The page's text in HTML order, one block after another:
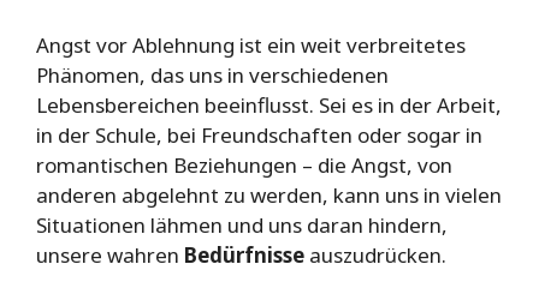
Angst vor Ablehnung ist ein weit verbreitetes
Phänomen, das uns in verschiedenen
Lebensbereichen beeinflusst. Sei es in der Arbeit,
in der Schule, bei Freundschaften oder sogar in
romantischen Beziehungen – die Angst, von
anderen abgelehnt zu werden, kann uns in vielen
Situationen lähmen und uns daran hindern,
unsere wahren Bedürfnisse auszudrücken.